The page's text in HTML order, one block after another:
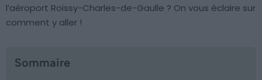
l’aéroport Roissy-Charles-de-Gaulle ? On vous éclaire sur
comment y aller !
Sommaire